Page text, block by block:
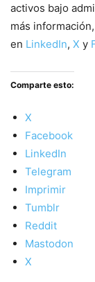
activos bajo
más
en LinkedIn, X y
Comparte esto:
X
Facebook
LinkedIn
Telegram
Imprimir
Tumblr
Reddit
Mastodon
X